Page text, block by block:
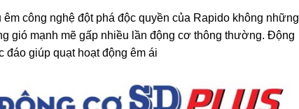
công nghệ đột phá độc quyền của Rapido không những
gió mạnh mẽ gấp nhiều lần động cơ thông thường. Động
đáo giúp quạt hoạt động êm ái